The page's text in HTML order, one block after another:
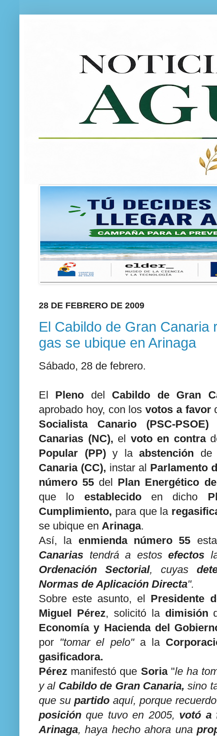
28 DE FEBRERO DE 2009
El Cabildo de Gran Canaria
gas se ubique en Arinaga
Sábado, 28 de febrero.
El Pleno del Cabildo de Gran
aprobado hoy, con los votos a favor
Socialista Canario (PSC-
Canarias (NC), el voto en contra
Popular (PP)y la abstención
Canaria (CC), instar al Parlamento
número 55 del Plan Energético
que lo establecidoen dicho
Cumplimiento, para que la
se ubique en Arinaga.
Así, la enmienda número 55
Canarias tendrá a estosefectos
Ordenación Sectorial, cuyas
Normas de Aplicación Directa".
Sobre este asunto, el Presidente
Miguel Pérez, solicitó la dimisión
Economía y Hacienda del
por "tomar el pelo"a la
gasificadora.
Pérez manifestó que Soria"le ha
y al Cabildo de Gran Canaria, sino
que su partido aquí, porque
posición que tuvo en 2005, votó a
Arinaga, haya hecho ahora una